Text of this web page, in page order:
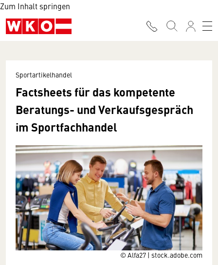
Zum Inhalt springen
© Alfa27 | stock.adobe.com
Sportartikelhandel
Factsheets für das kompetente
Beratungs- und Verkaufsgespräch
im Sportfachhandel